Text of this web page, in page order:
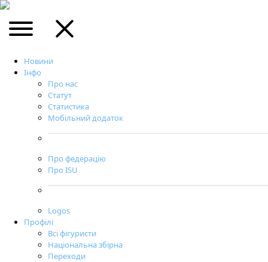
Новини
Інфо
Про нас
Статут
Статистика
Мобільний додаток
Про федерацію
Про ISU
Logos
Профілі
Всі фігуристи
Національна збірна
Переходи